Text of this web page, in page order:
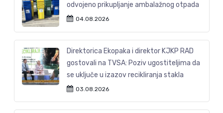
odvojeno prikupljanje ambalažnog otpada
04.08.2026
Direktorica Ekopaka i direktor KJKP RAD
gostovali na TVSA: Poziv ugostiteljima da
se uključe u izazov recikliranja stakla
03.08.2026